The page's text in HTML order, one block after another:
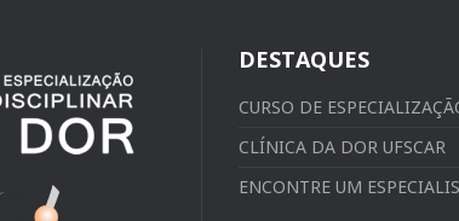
DESTAQUES
CURSO DE
CLÍNICA DA DOR UFSCAR
ENCONTRE UM